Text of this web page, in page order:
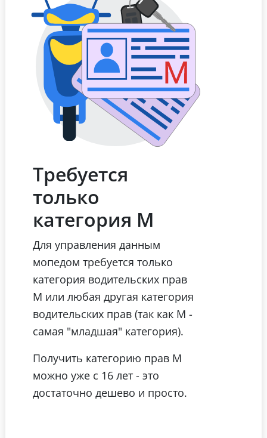
Требуется
только
категория М
Для управления данным
мопедом требуется только
категория водительских прав
М или любая другая категория
водительских прав (так как М -
самая "младшая" категория).
Получить категорию прав М
можно уже с 16 лет - это
достаточно дешево и просто.